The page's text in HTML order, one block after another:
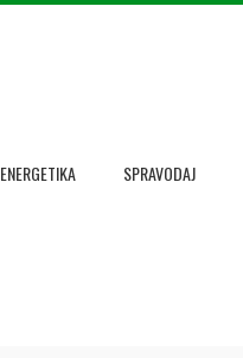
ENERGETIKA SPRAVODAJ